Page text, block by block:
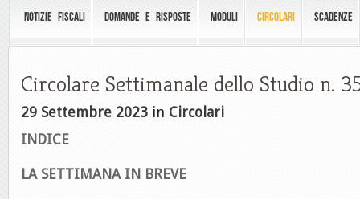
NOTIZIE FISCALI DOMANDE E RISPOSTE MODULI CIRCOLARI SCADENZE
Circolare Settimanale dello Studio n.
29 Settembre 2023 in Circolari
INDICE
LA SETTIMANA IN BREVE